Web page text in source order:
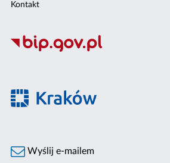
Kontakt
Wyślij e-mailem